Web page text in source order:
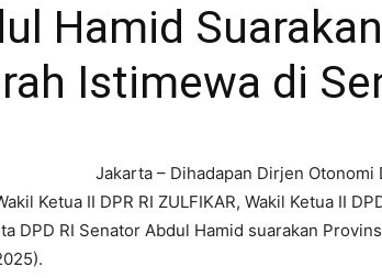
Hamid
Istimewa di
Jakarta – Dihadapan Dirjen Otonomi
Ketua II DPR RI ZULFIKAR, Wakil Ketua II
DPD RI Senator Abdul Hamid suarakan